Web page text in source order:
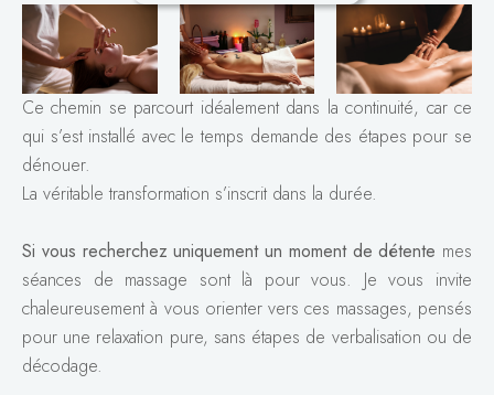
Ce chemin se parcourt idéalement dans la continuité, car ce
qui s’est installé avec le temps demande des étapes pour se
dénouer.
La véritable transformation s’inscrit dans la durée.
Si vous recherchez uniquement un moment de détente mes
séances de massage sont là pour vous. Je vous invite
chaleureusement à vous orienter vers ces massages, pensés
pour une relaxation pure, sans étapes de verbalisation ou de
décodage.